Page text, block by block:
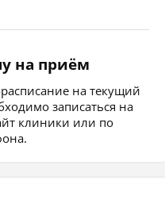
на приём
на текущий
записаться на
клиники или по